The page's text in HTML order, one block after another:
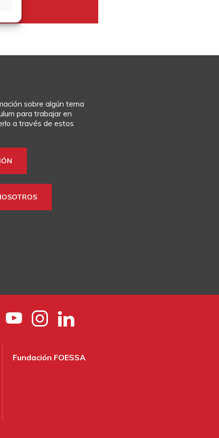
sobre algún tema
para trabajar en
a través de estos
Fundación FOESSA